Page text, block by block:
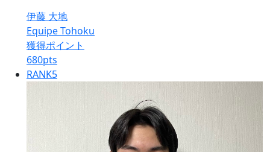
伊藤 大地
Equipe Tohoku
獲得ポイント
680pts
RANK5